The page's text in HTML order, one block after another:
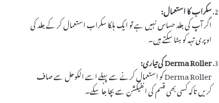
سکراب کا استعمال:
اگر آپ کی جلد حساس نہیں ہے تو ایک ہلکا سکراب استعمال کر کے جلد کی
اوپری تہہ کو ہٹا سکتے ہیں۔
Derma Roller کی تیاری:
Derma Roller کو استعمال کرنے سے پہلے اسے الکوحل سے صاف
کریں تاکہ کسی بھی قسم کی انفیکشن سے بچا جا سکے۔